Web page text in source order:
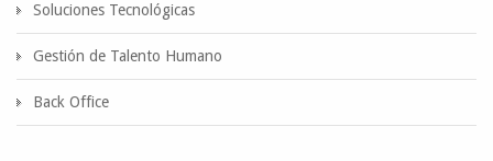
Soluciones Tecnológicas
Gestión de Talento Humano
Back Office